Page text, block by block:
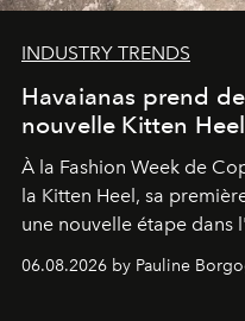
INDUSTRY TRENDS
Havaianas prend
nouvelle Kitten Heel
À la Fashion Week de
la Kitten Heel, sa
une nouvelle étape dans
06.08.2026 by Pauline